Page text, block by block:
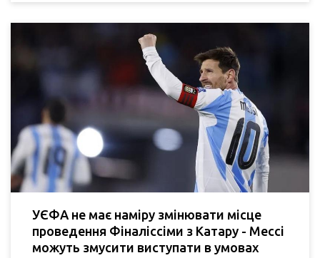
УЄФА не має наміру змінювати місце
проведення Фіналіссіми з Катару - Мессі
можуть змусити виступати в умовах